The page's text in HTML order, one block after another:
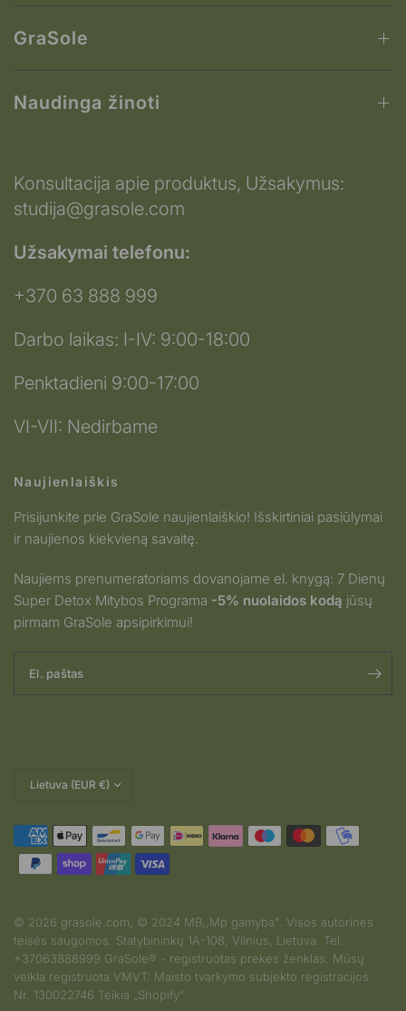
GraSole
Naudinga žinoti
Konsultacija apie produktus, Užsakymus:
studija@grasole.com
Užsakymai telefonu:
+370 63 888 999
Darbo laikas: I-IV: 9:00-18:00
Penktadieni 9:00-17:00
VI-VII: Nedirbame
Naujienlaiškis
Prisijunkite prie GraSole naujienlaiškio! Išskirtiniai pasiūlymai
ir naujienos kiekvieną savaitę.
Naujiems prenumeratoriams dovanojame el. knygą: 7 Dienų
Super Detox Mitybos Programa -5% nuolaidos kodą jūsų
pirmam GraSole apsipirkimui!
El. paštas
© 2026 grasole.com, © 2024 MB,,Mp gamyba". Visos autorinės
teisės saugomos. Statybininkų 1A-108, Vilnius, Lietuva. Tel.
+37063888999 GraSole® - registruotas prekės ženklas. Mūsų
veikla registruota VMVT: Maisto tvarkymo subjekto registracijos
Nr. 130022746 Teikia „Shopify“
2026-08-05
D.K iš Lithuania
įvertino produktą
Jūsų papildus